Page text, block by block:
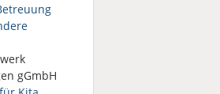
gGmbH